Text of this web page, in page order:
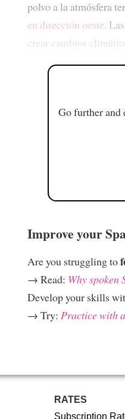
polvo a la atmósfera
en dirección oeste.
crear cambios
Go further and
Improve your
Are you struggling to
→ Read: Why spoken
Develop your skills
→ Try: Practice with
RATES
Subscription